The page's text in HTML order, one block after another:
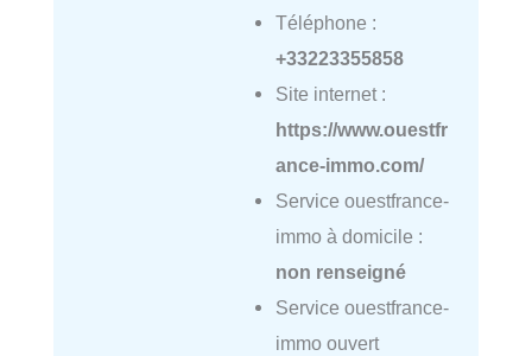
Téléphone :
+33223355858
Site internet :
https://www.ouestfr
ance-immo.com/
Service ouestfrance-
immo à domicile :
non renseigné
Service ouestfrance-
immo ouvert